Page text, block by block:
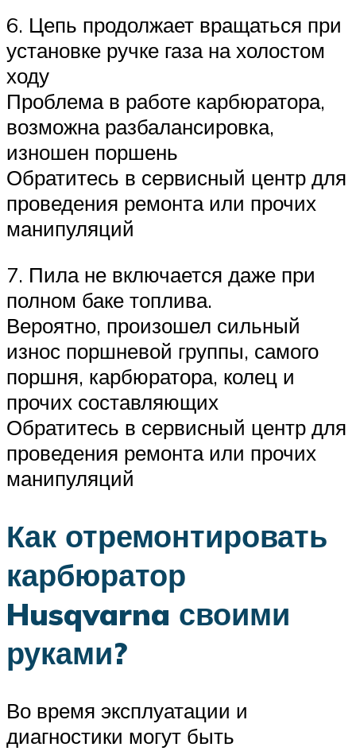
6. Цепь продолжает вращаться при
установке ручке газа на холостом
ходу
Проблема в работе карбюратора,
возможна разбалансировка,
изношен поршень
Обратитесь в сервисный центр для
проведения ремонта или прочих
манипуляций
7. Пила не включается даже при
полном баке топлива.
Вероятно, произошел сильный
износ поршневой группы, самого
поршня, карбюратора, колец и
прочих составляющих
Обратитесь в сервисный центр для
проведения ремонта или прочих
манипуляций
Как отремонтировать
карбюратор
Husqvarna своими
руками?
Во время эксплуатации и
диагностики могут быть